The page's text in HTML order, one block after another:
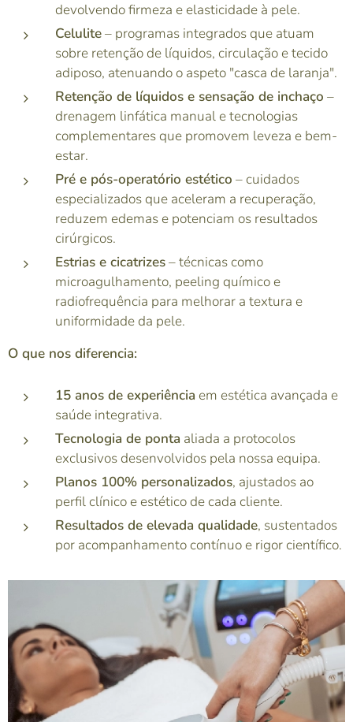
devolvendo firmeza e elasticidade à pele.
Celulite– programas integrados que atuam
sobre retenção de líquidos, circulação e tecido
adiposo, atenuando o aspeto "casca de laranja".
Retenção de líquidos e sensação de inchaço –
drenagem linfática manual e tecnologias
complementares que promovem leveza e bem-
estar.
Pré e pós-operatório estético – cuidados
especializados que aceleram a recuperação,
reduzem edemas e potenciam os resultados
cirúrgicos.
Estrias e cicatrizes– técnicas como
microagulhamento, peeling químico e
radiofrequência para melhorar a textura e
uniformidade da pele.
O que nos diferencia:
15 anos de experiência em estética avançada e
saúde integrativa.
Tecnologia de ponta aliada a protocolos
exclusivos desenvolvidos pela nossa equipa.
Planos 100% personalizados, ajustados ao
perfil clínico e estético de cada cliente.
Resultados de elevada qualidade, sustentados
por acompanhamento contínuo e rigor científico.